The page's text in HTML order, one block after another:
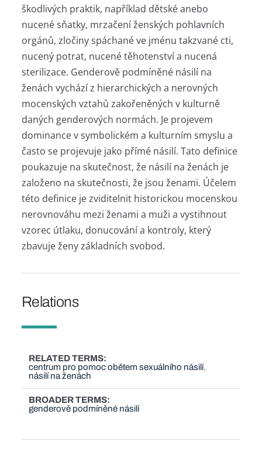
škodlivých praktik, například dětské anebo
nucené sňatky, mrzačení ženských pohlavních
orgánů, zločiny spáchané ve jménu takzvané cti,
nucený potrat, nucené těhotenství a nucená
sterilizace. Genderově podmíněné násilí na
ženách vychází z hierarchických a nerovných
mocenských vztahů zakořeněných v kulturně
daných genderových normách. Je projevem
dominance v symbolickém a kulturním smyslu a
často se projevuje jako přímé násilí. Tato definice
poukazuje na skutečnost, že násilí na ženách je
založeno na skutečnosti, že jsou ženami. Účelem
této definice je zviditelnit historickou mocenskou
nerovnováhu mezi ženami a muži a vystihnout
vzorec útlaku, donucování a kontroly, který
zbavuje ženy základních svobod.
Relations
RELATED TERMS
centrum pro pomoc obětem sexuálního násilí
násilí na ženách
BROADER TERMS
genderově podmíněné násilí